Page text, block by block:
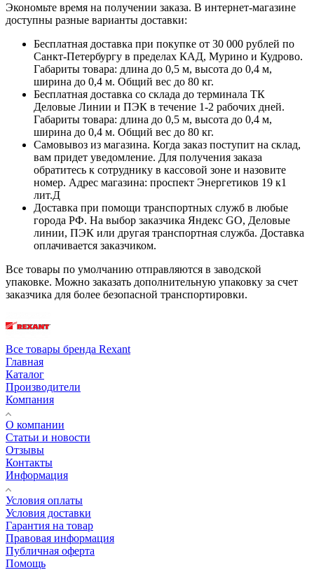
Экономьте время на получении заказа. В интернет-магазине
доступны разные варианты доставки:
Бесплатная доставка при покупке от 30 000 рублей по
Санкт-Петербургу в пределах КАД, Мурино и Кудрово.
Габариты товара: длина до 0,5 м, высота до 0,4 м,
ширина до 0,4 м. Общий вес до 80 кг.
Бесплатная доставка со склада до терминала ТК
Деловые Линии и ПЭК в течение 1-2 рабочих дней.
Габариты товара: длина до 0,5 м, высота до 0,4 м,
ширина до 0,4 м. Общий вес до 80 кг.
Самовывоз из магазина. Когда заказ поступит на склад,
вам придет уведомление. Для получения заказа
обратитесь к сотруднику в кассовой зоне и назовите
номер. Адрес магазина: проспект Энергетиков 19 к1
лит.Д
Доставка при помощи транспортных служб в любые
города РФ. На выбор заказчика Яндекс GO, Деловые
линии, ПЭК или другая транспортная служба. Доставка
оплачивается заказчиком.
Все товары по умолчанию отправляются в заводской
упаковке. Можно заказать дополнительную упаковку за счет
заказчика для более безопасной транспортировки.
Все товары бренда Rexant
Главная
Каталог
Производители
Компания
О компании
Статьи и новости
Отзывы
Контакты
Информация
Условия оплаты
Условия доставки
Гарантия на товар
Правовая информация
Публичная оферта
Помощь